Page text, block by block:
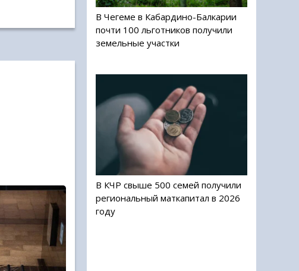
В Чегеме в Кабардино-Балкарии
почти 100 льготников получили
земельные участки
В КЧР свыше 500 семей получили
региональный маткапитал в 2026
году